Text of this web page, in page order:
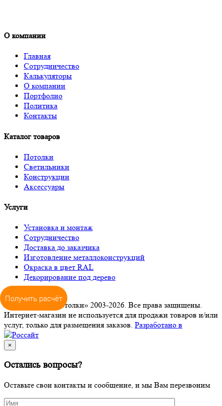
О компании
Главная
Сотрудничество
Калькуляторы
О компании
Портфолио
Политика
Контакты
Каталог товаров
Потолки
Светильники
Конструкции
Аксессуары
Услуги
Установка и монтаж
Сотрудничество
Доставка до заказчика
Изготовление металлоконструкций
Окраска в цвет RAL
Декорирование под дерево
© ООО «ПРО-Потолки» 2003-2026. Все права защищены.
Интернет-магазин не используется для продажи товаров и/или
услуг, только для размещения заказов. Разработано в
×
Остались вопросы?
Оставьте свои контакты и сообщение, и мы Вам перезвоним
Получить расчёт